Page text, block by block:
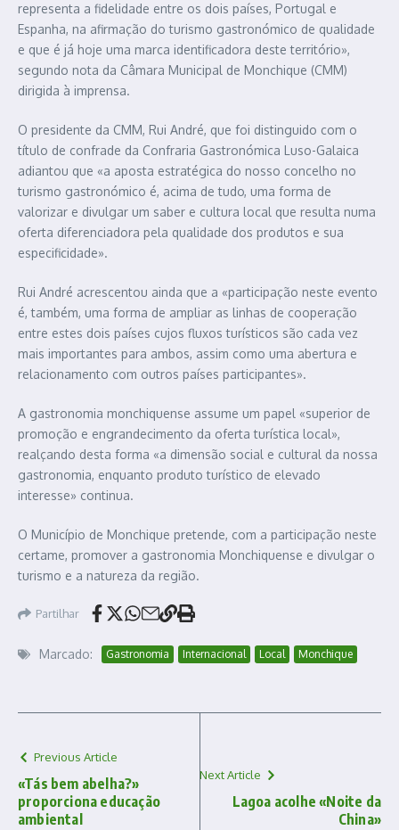
representa a fidelidade entre os dois países, Portugal e
Espanha, na afirmação do turismo gastronómico de qualidade
e que é já hoje uma marca identificadora deste território»,
segundo nota da Câmara Municipal de Monchique (CMM)
dirigida à imprensa.
O presidente da CMM, Rui André, que foi distinguido com o
título de confrade da Confraria Gastronómica Luso-Galaica
adiantou que «a aposta estratégica do nosso concelho no
turismo gastronómico é, acima de tudo, uma forma de
valorizar e divulgar um saber e cultura local que resulta numa
oferta diferenciadora pela qualidade dos produtos e sua
especificidade».
Rui André acrescentou ainda que a «participação neste evento
é, também, uma forma de ampliar as linhas de cooperação
entre estes dois países cujos fluxos turísticos são cada vez
mais importantes para ambos, assim como uma abertura e
relacionamento com outros países participantes».
A gastronomia monchiquense assume um papel «superior de
promoção e engrandecimento da oferta turística local»,
realçando desta forma «a dimensão social e cultural da nossa
gastronomia, enquanto produto turístico de elevado
interesse» continua.
O Município de Monchique pretende, com a participação neste
certame, promover a gastronomia Monchiquense e divulgar o
turismo e a natureza da região.
Partilhar
Marcado: Gastronomia Internacional Local Monchique
Previous Article
«Tás bem abelha?»
proporciona educação
ambiental
Next Article
Lagoa acolhe «Noite da
China»